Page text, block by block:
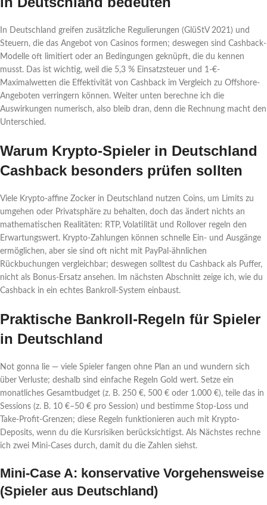
In Deutschland greifen zusätzliche Regulierungen (GlüStV 2021) und
Steuern, die das Angebot von Casinos formen; deswegen sind Cashback-
Modelle oft limitiert oder an Bedingungen geknüpft, die du kennen
musst. Das ist wichtig, weil die 5,3 % Einsatzsteuer und 1-€-
Maximalwetten die Effektivität von Cashback im Vergleich zu Offshore-
Angeboten verringern können. Weiter unten berechne ich die
Auswirkungen numerisch, also bleib dran, denn die Rechnung macht den
Unterschied.
Warum Krypto-Spieler in Deutschland
Cashback besonders prüfen sollten
Viele Krypto-affine Zocker in Deutschland nutzen Coins, um Limits zu
umgehen oder Privatsphäre zu behalten, doch das ändert nichts an
mathematischen Realitäten: RTP, Volatilität und Rollover regeln den
Erwartungswert. Krypto-Zahlungen können schnelle Ein- und Ausgänge
ermöglichen, aber sie sind oft nicht mit PayPal-ähnlichen
Rückbuchungen vergleichbar; deswegen solltest du Cashback als Puffer,
nicht als Bonus-Ersatz ansehen. Im nächsten Abschnitt zeige ich, wie du
Cashback in ein echtes Bankroll-System einbaust.
Praktische Bankroll-Regeln für Spieler
in Deutschland
Not gonna lie — viele Spieler fangen ohne Plan an und wundern sich
über Verluste; deshalb sind einfache Regeln Gold wert. Setze ein
monatliches Gesamtbudget (z. B. 250 €, 500 € oder 1.000 €), teile das in
Sessions (z. B. 10 €–50 € pro Session) und bestimme Stop-Loss und
Take-Profit-Grenzen; diese Regeln funktionieren auch mit Krypto-
Deposits, wenn du die Kursrisiken berücksichtigst. Als Nächstes rechne
ich zwei Mini-Cases durch, damit du die Zahlen siehst.
Mini-Case A: konservative Vorgehensweise
(Spieler aus Deutschland)